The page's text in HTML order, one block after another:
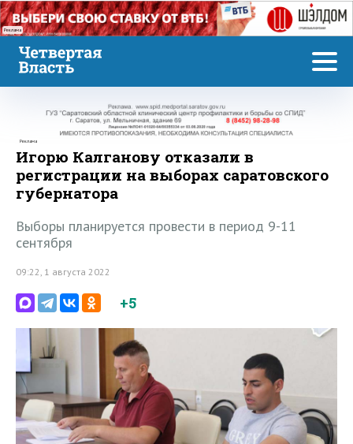
Реклама
Реклама
Игорю Калганову отказали в
регистрации на выборах саратовского
губернатора
Выборы планируется провести в период 9-11
сентября
09:22, 1 августа 2022
+5